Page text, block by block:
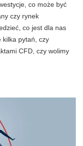
co może być
czy rynek
co jest dla nas
kilka pytań, czy
CFD, czy wolimy